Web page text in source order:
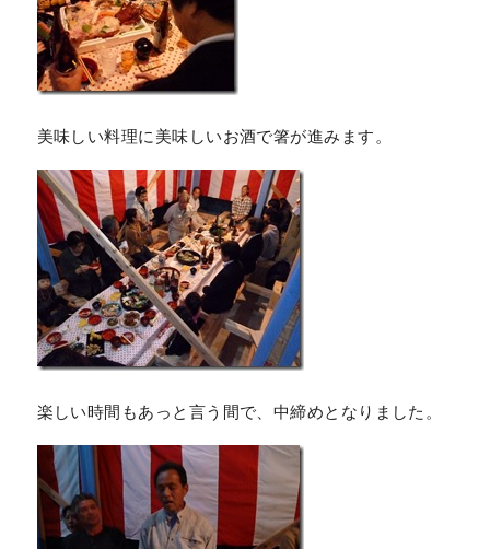
美味しい料理に美味しいお酒で箸が進みます。
楽しい時間もあっと言う間で、中締めとなりました。